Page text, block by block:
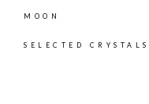
MOON
SELECTED CRYSTALS